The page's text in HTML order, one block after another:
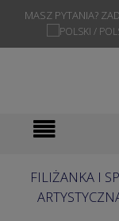
MASZ PYTANIA?
FILIŻANKA I